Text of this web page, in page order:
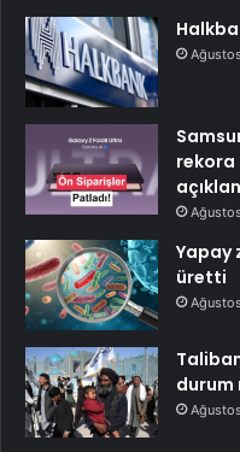
rekora
Yapay
üretti
durum